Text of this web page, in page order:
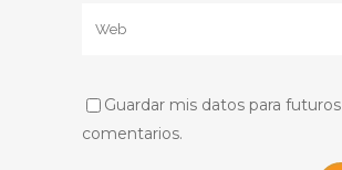
Guardar mis datos para futuros
comentarios.